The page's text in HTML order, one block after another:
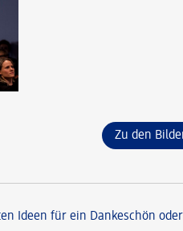
Zu den
Ideen für ein Dankeschön oder